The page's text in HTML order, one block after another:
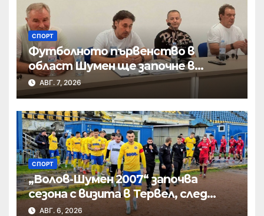
СПОРТ
Футболното първенство в
област Шумен ще започне в
началото на септември
АВГ. 7, 2026
СПОРТ
„Волов-Шумен 2007“ започва
сезона с визита в Тервел, след
това приема новак
АВГ. 6, 2026